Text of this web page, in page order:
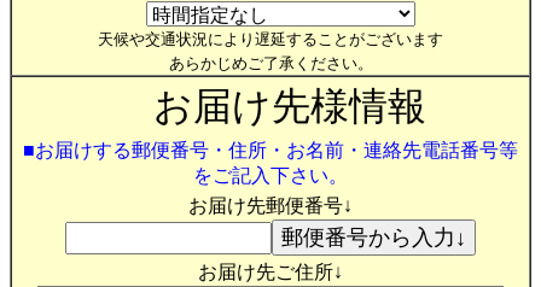
天候や交通状況により遅延することがございます
あらかじめご了承ください。
お届け先様情報
■お届けする郵便番号・住所・お名前・連絡先電話番号等
をご記入下さい。
お届け先郵便番号↓
お届け先ご住所↓